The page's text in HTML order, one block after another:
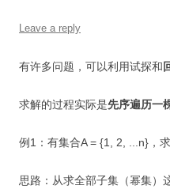
Leave a reply
有许多问题，可以利用试探和
求解的过程实际是先序遍历一
例1：有集合A = {1, 2, ...n}，求
思路：从求全部子集（幂集）